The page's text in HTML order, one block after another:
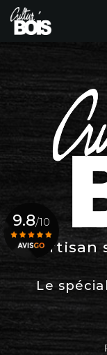
Aller
au
contenu
Artisan
Le
9.8/10